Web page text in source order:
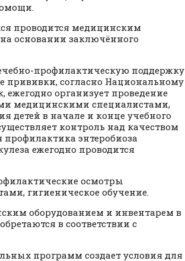
проводится медицинским
основании заключённого
профилактическую поддержку
прививки, согласно Национальному
организует проведение
медицинскими специалистами,
детей в начале и конце учебного
контроль над качеством
энтеробиоза
ежегодно проводится
осмотры
гигиеническое обучение.
оборудованием и инвентарем в
в соответствии с
программ создает условия для